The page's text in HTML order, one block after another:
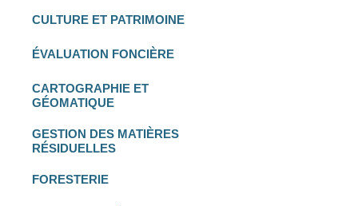
CULTURE ET PATRIMOINE
ÉVALUATION FONCIÈRE
CARTOGRAPHIE ET
GÉOMATIQUE
GESTION DES MATIÈRES
RÉSIDUELLES
FORESTERIE